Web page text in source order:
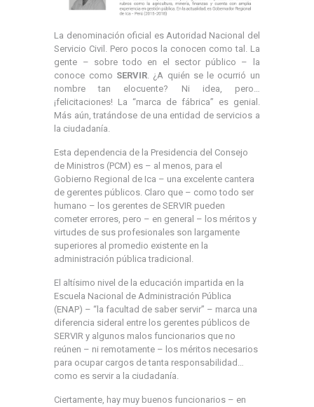
La denominación oficial es Autoridad Nacional del
Servicio Civil. Pero pocos la conocen como tal. La
gente – sobre todo en el sector público – la
conoce como SERVIR. ¿A quién se le ocurrió un
nombre tan elocuente? Ni idea, pero…
¡felicitaciones! La “marca de fábrica” es genial.
Más aún, tratándose de una entidad de servicios a
la ciudadanía.
Esta dependencia de la Presidencia del Consejo
de Ministros (PCM) es – al menos, para el
Gobierno Regional de Ica – una excelente cantera
de gerentes públicos. Claro que – como todo ser
humano – los gerentes de SERVIR pueden
cometer errores, pero – en general – los méritos y
virtudes de sus profesionales son largamente
superiores al promedio existente en la
administración pública tradicional.
El altísimo nivel de la educación impartida en la
Escuela Nacional de Administración Pública
(ENAP) – “la facultad de saber servir” – marca una
diferencia sideral entre los gerentes públicos de
SERVIR y algunos malos funcionarios que no
reúnen – ni remotamente – los méritos necesarios
para ocupar cargos de tanta responsabilidad…
como es servir a la ciudadanía.
Ciertamente, hay muy buenos funcionarios – en